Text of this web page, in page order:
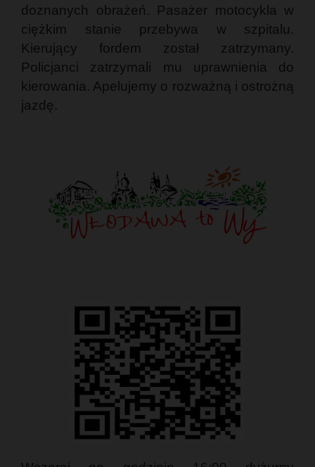
doznanych obrażeń. Pasażer motocykla w
ciężkim stanie przebywa w szpitalu.
Kierujący fordem został zatrzymany.
Policjanci zatrzymali mu uprawnienia do
kierowania. Apelujemy o rozważną i ostrożną
jazdę.